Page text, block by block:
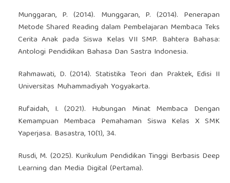
Munggaran, P. (2014). Munggaran, P. (2014). Penerapan
Metode Shared Reading dalam Pembelajaran Membaca Teks
Cerita Anak pada Siswa Kelas VII SMP. Bahtera Bahasa:
Antologi Pendidikan Bahasa Dan Sastra Indonesia.
Rahmawati, D. (2014). Statistika Teori dan Praktek, Edisi II
Universitas Muhammadiyah Yogyakarta.
Rufaidah, I. (2021). Hubungan Minat Membaca Dengan
Kemampuan Membaca Pemahaman Siswa Kelas X SMK
Yaperjasa. Basastra, 10(1), 34.
Rusdi, M. (2025). Kurikulum Pendidikan Tinggi Berbasis Deep
Learning dan Media Digital (Pertama).